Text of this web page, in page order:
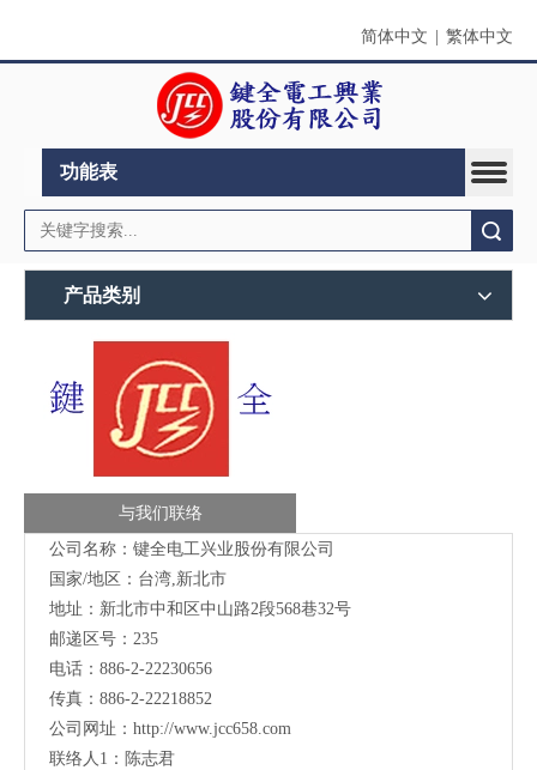
简体中文 繁体中文
功能表
产品类别
与我们联络
公司名称：键全电工兴业股份有限公司
国家/地区：台湾,新北市
地址：新北市中和区中山路2段568巷32号
邮递区号：235
电话：886-2-22230656
传真：886-2-22218852
公司网址： http://www.jcc658.com
联络人1：陈志君